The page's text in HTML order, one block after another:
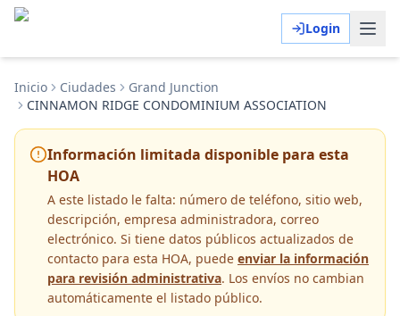
Login
Inicio Ciudades
Grand Junction
CINNAMON RIDGE CONDOMINIUM ASSOCIATION
Información limitada disponible para esta
HOA
A este listado le falta: número de teléfono, sitio web,
descripción, empresa administradora, correo
electrónico. Si tiene datos públicos actualizados de
contacto para esta HOA, puede enviar la información
para revisión administrativa. Los envíos no cambian
automáticamente el listado público.